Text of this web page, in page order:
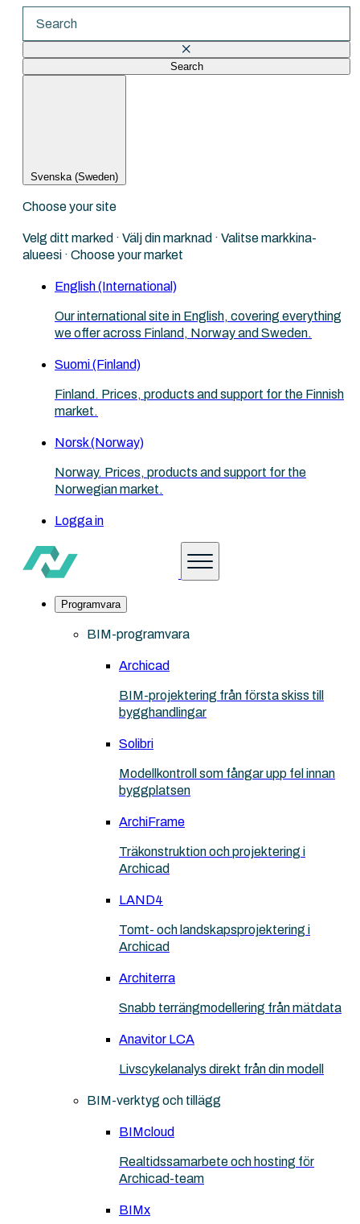
Search
Svenska (Sweden)
Choose your site
Velg ditt marked · Välj din marknad · Valitse markkina-
alueesi · Choose your market
English (International)
Our international site in English, covering everything
we offer across Finland, Norway and Sweden.
Suomi (Finland)
Finland. Prices, products and support for the Finnish
market.
Norsk (Norway)
Norway. Prices, products and support for the
Norwegian market.
Logga in
Programvara
BIM-programvara
Archicad
BIM-projektering från första skiss till
bygghandlingar
Solibri
Modellkontroll som fångar upp fel innan
byggplatsen
ArchiFrame
Träkonstruktion och projektering i
Archicad
LAND4
Tomt- och landskapsprojektering i
Archicad
Architerra
Snabb terrängmodellering från mätdata
Anavitor LCA
Livscykelanalys direkt från din modell
BIM-verktyg och tillägg
BIMcloud
Realtidssamarbete och hosting för
Archicad-team
BIMx